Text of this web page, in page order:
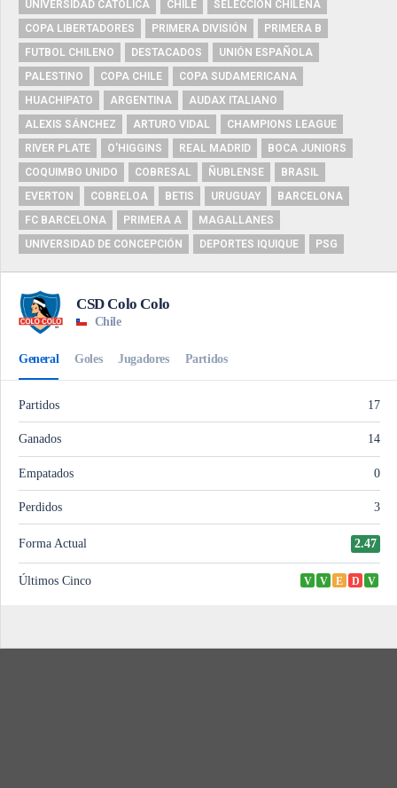
UNIVERSIDAD CATÓLICA
CHILE
SELECCIÓN CHILENA
COPA LIBERTADORES
PRIMERA DIVISIÓN
PRIMERA B
FUTBOL CHILENO
DESTACADOS
UNIÓN ESPAÑOLA
PALESTINO
COPA CHILE
COPA SUDAMERICANA
HUACHIPATO
ARGENTINA
AUDAX ITALIANO
ALEXIS SÁNCHEZ
ARTURO VIDAL
CHAMPIONS LEAGUE
RIVER PLATE
O'HIGGINS REAL MADRID
BOCA JUNIORS
COQUIMBO UNIDO
COBRESAL ÑUBLENSE
BRASIL
EVERTON
COBRELOA BETIS URUGUAY
BARCELONA
FC BARCELONA
PRIMERA A
MAGALLANES
UNIVERSIDAD DE CONCEPCIÓN
DEPORTES IQUIQUE PSG